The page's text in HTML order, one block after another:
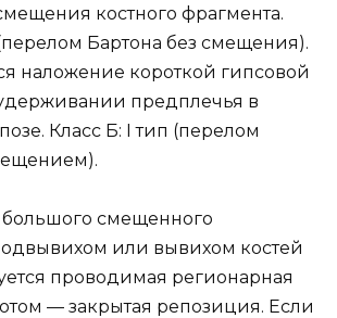
костного фрагмента.
Бартона без смещения).
наложение короткой гипсовой
предплечья в
Класс Б: I тип (перелом
смещенного
или вывихом костей
проводимая регионарная
— закрытая репозиция. Если